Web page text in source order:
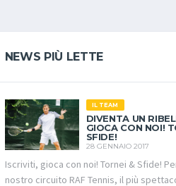
NEWS PIÙ LETTE
IL TEAM
DIVENTA UN
GIOCA CON NOI!
SFIDE!
28 GENNAIO 2017
Iscriviti, gioca con noi! Tornei & Sfide! Per giocare nel
nostro circuito RAF Tennis, il più